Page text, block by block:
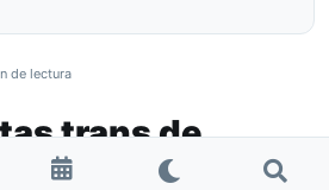
de lectura
trans de
para conocer